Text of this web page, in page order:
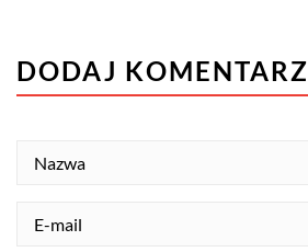
DODAJ KOMENTARZ